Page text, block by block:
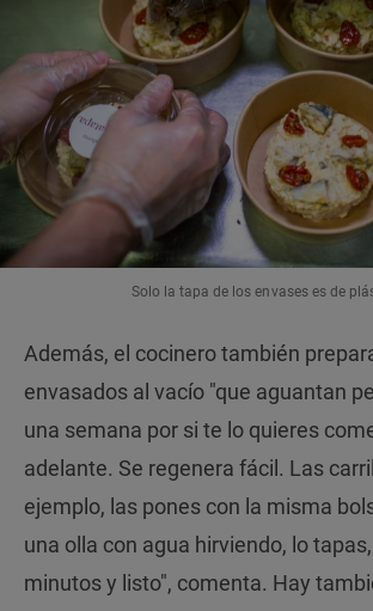
Solo la tapa de los envases es de
Además, el cocinero también
envasados al vacío "que aguantan
una semana por si te lo quieres
adelante. Se regenera fácil. Las
ejemplo, las pones con la misma
una olla con agua hirviendo, lo
minutos y listo", comenta. Hay